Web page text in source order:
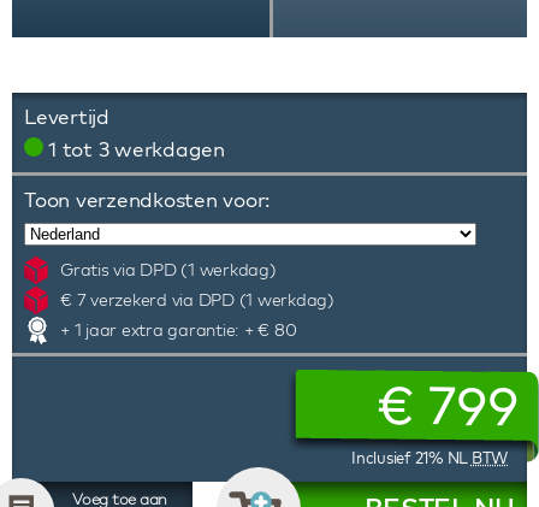
Levertijd
1 tot 3 werkdagen
Toon verzendkosten voor:
Gratis via DPD (1 werkdag)
€ 7 verzekerd via DPD (1 werkdag)
+ 1 jaar extra garantie: + € 80
€ 799
Inclusief 21% NL BTW
Voeg toe aan